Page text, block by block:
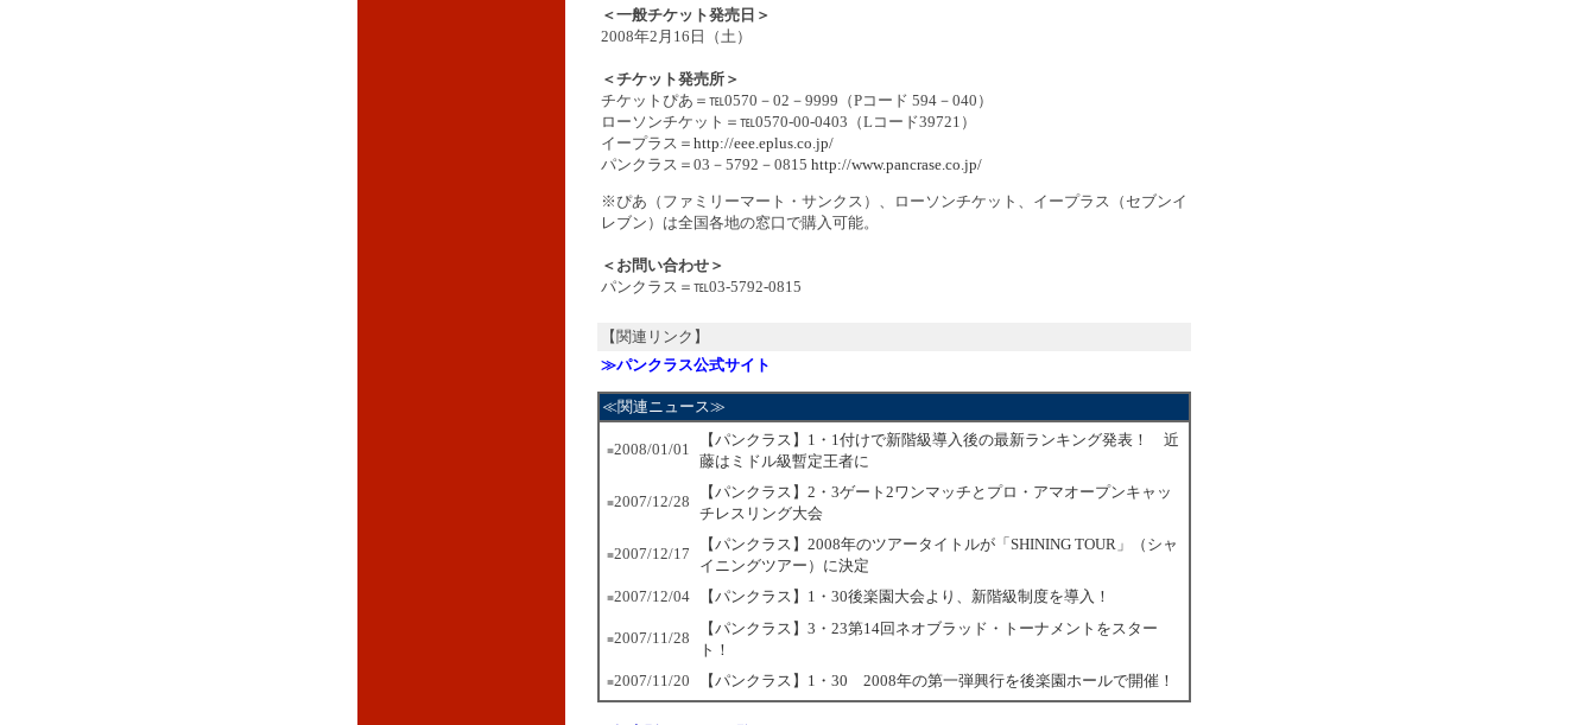
＜一般チケット発売日＞
2008年2月16日（土）
＜チケット発売所＞
チケットぴあ＝℡0570－02－9999（Pコード 594－040）
ローソンチケット＝℡0570-00-0403（Lコード39721）
イープラス＝ http://eee.eplus.co.jp/
パンクラス＝03－5792－0815 http://www.pancrase.co.jp/
※ぴあ（ファミリーマート・サンクス）、ローソンチケット、イープラス（セブンイ
レブン）は全国各地の窓口で購入可能。
＜お問い合わせ＞
パンクラス＝℡03-5792-0815
【関連リンク】
≫パンクラス公式サイト
≪関連ニュース≫
■2008/01/01
【パンクラス】1・1付けで新階級導入後の最新ランキング発表！ 近
藤はミドル級暫定王者に
■2007/12/28
【パンクラス】2・3ゲート2ワンマッチとプロ・アマオープンキャッ
チレスリング大会
■2007/12/17
【パンクラス】2008年のツアータイトルが「SHINING TOUR」（シャ
イニングツアー）に決定
■2007/12/04 【パンクラス】1・30後楽園大会より、新階級制度を導入！
■2007/11/28
【パンクラス】3・23第14回ネオブラッド・トーナメントをスター
ト！
■2007/11/20 【パンクラス】1・30 2008年の第一弾興行を後楽園ホールで開催！